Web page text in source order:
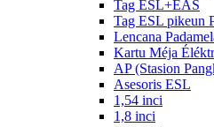
Tag ESL+EAS
Tag ESL pikeun
Lencana
Kartu Méja
AP (Stasion
Asesoris ESL
1,54 inci
1,8 inci